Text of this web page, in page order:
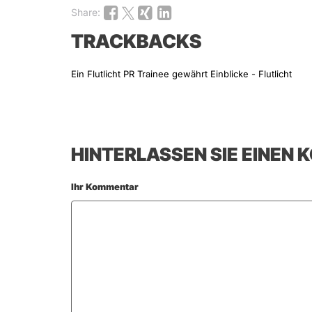
Share:
TRACKBACKS
Ein Flutlicht PR Trainee gewährt Einblicke - Flutlicht
HINTERLASSEN SIE EINEN
Ihr Kommentar